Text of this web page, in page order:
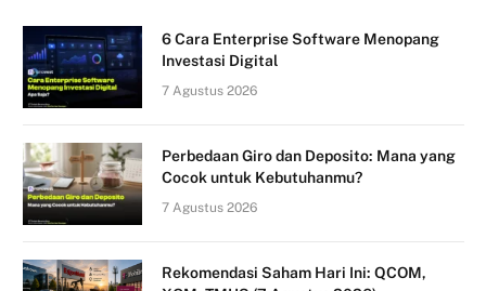
6 Cara Enterprise Software Menopang
Investasi Digital
7 Agustus 2026
Perbedaan Giro dan Deposito: Mana yang
Cocok untuk Kebutuhanmu?
7 Agustus 2026
Rekomendasi Saham Hari Ini: QCOM,